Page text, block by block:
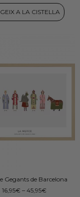
A LA CISTELLA
Gegants de Barcelona
16,95€ – 45,95€